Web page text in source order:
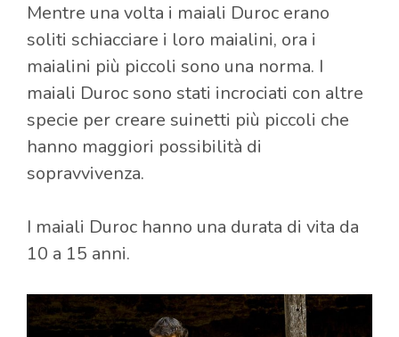
Mentre una volta i maiali Duroc erano
soliti schiacciare i loro maialini, ora i
maialini più piccoli sono una norma. I
maiali Duroc sono stati incrociati con altre
specie per creare suinetti più piccoli che
hanno maggiori possibilità di
sopravvivenza.
I maiali Duroc hanno una durata di vita da
10 a 15 anni.